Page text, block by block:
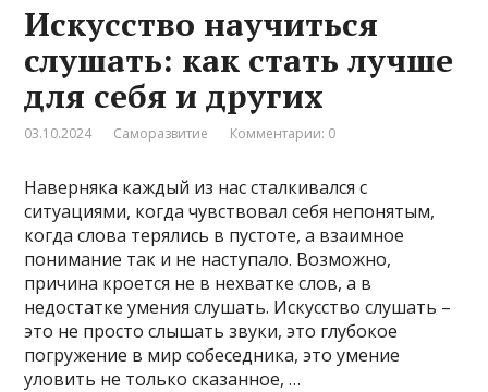
Искусство научиться
слушать: как стать лучше
для себя и других
03.10.2024 Саморазвитие Комментарии: 0
Наверняка каждый из нас сталкивался с
ситуациями, когда чувствовал себя непонятым,
когда слова терялись в пустоте, а взаимное
понимание так и не наступало. Возможно,
причина кроется не в нехватке слов, а в
недостатке умения слушать. Искусство слушать –
это не просто слышать звуки, это глубокое
погружение в мир собеседника, это умение
уловить не только сказанное, …